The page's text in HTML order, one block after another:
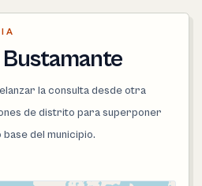
la consulta desde otra
de distrito para superponer
del municipio.